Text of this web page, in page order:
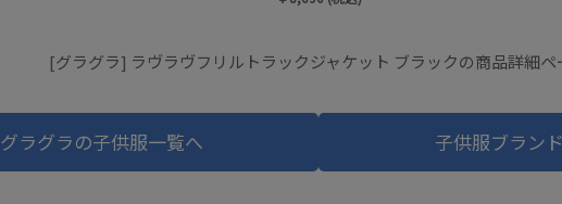
[グラグラ] ラヴラヴフリルトラックジャケット ブラックの商品詳細ペ
グラグラの子供服一覧へ 子供服ブラン